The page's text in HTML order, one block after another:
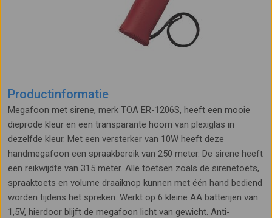
Productinformatie
Megafoon met sirene, merk TOA ER-1206S, heeft een mooie
dieprode kleur en een transparante hoorn van plexiglas in
dezelfde kleur. Met een versterker van 10W heeft deze
handmegafoon een spraakbereik van 250 meter. De sirene heeft
een reikwijdte van 315 meter. Alle toetsen zoals de sirenetoets,
spraaktoets en volume draaiknop kunnen met één hand bediend
worden tijdens het spreken. Werkt op 6 kleine AA batterijen van
1,5V, hierdoor blijft de megafoon licht van gewicht. Anti-